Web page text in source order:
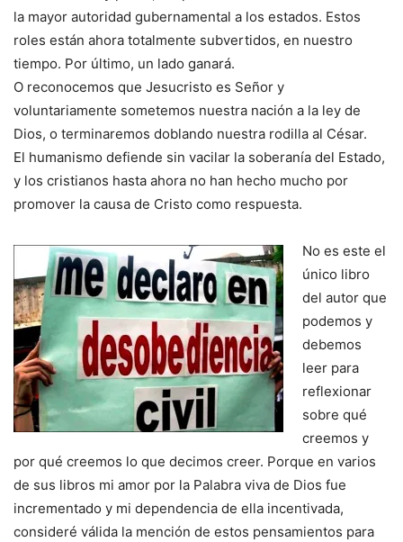
la mayor autoridad gubernamental a los estados. Estos
roles están ahora totalmente subvertidos, en nuestro
tiempo. Por último, un lado ganará.
O reconocemos que Jesucristo es Señor y
voluntariamente sometemos nuestra nación a la ley de
Dios, o terminaremos doblando nuestra rodilla al César.
El humanismo defiende sin vacilar la soberanía del Estado,
y los cristianos hasta ahora no han hecho mucho por
promover la causa de Cristo como respuesta.
No es este el
único libro
del autor que
podemos y
debemos
leer para
reflexionar
sobre qué
creemos y
por qué creemos lo que decimos creer. Porque en varios
de sus libros mi amor por la Palabra viva de Dios fue
incrementado y mi dependencia de ella incentivada,
consideré válida la mención de estos pensamientos para